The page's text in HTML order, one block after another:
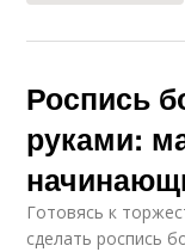
Роспись
руками:
Готовясь к
сделать роспись